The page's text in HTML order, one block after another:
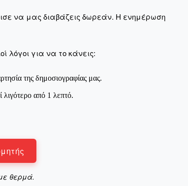
να μας διαβάζεις δωρεάν. Η ενημέρωση
λόγοι για να το κάνεις:
της δημοσιογραφίας μας.
λιγότερο από 1 λεπτό.
θερμά.